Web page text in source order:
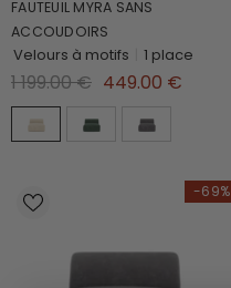
FAUTEUIL MYRA SANS
ACCOUDOIRS
Velours à motifs 1 place
1 199.00 € 449.00 €
-69%